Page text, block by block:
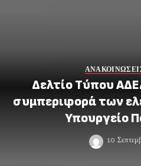
Δελτίο Τύπου
συμπεριφορά των
Υπουργείο
10